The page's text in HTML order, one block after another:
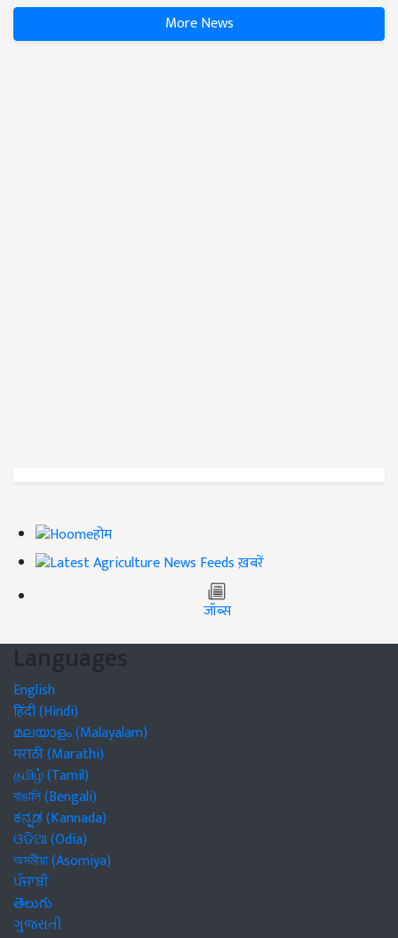
More News
होम
ख़बरें
जॉब्स
Languages
English
हिंदी (Hindi)
മലയാളം (Malayalam)
मराठी (Marathi)
தமிழ் (Tamil)
বাঙালি (Bengali)
ಕನ್ನಡ (Kannada)
ଓଡିଆ (Odia)
অসমীয়া (Asomiya)
ਪੰਜਾਬੀ
తెలుగు
ગુજરાતી